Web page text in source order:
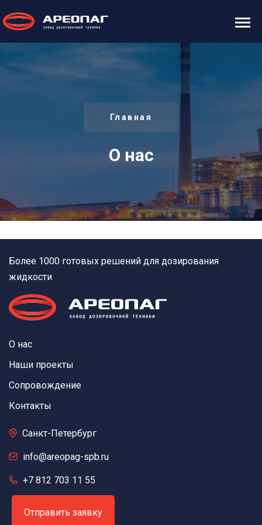
Главная
О нас
Более 1000 готовых решений для дозирования
жидкости
О нас
Наши проекты
Сопровождение
Контакты
Санкт-Петербург
info@areopag-spb.ru
+7 812 703 11 55
Отправить заявку